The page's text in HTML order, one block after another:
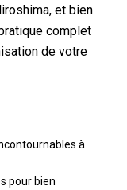
et bien
complet
de votre
à
pour bien